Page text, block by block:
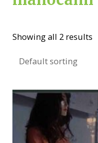
Showing all 2 results